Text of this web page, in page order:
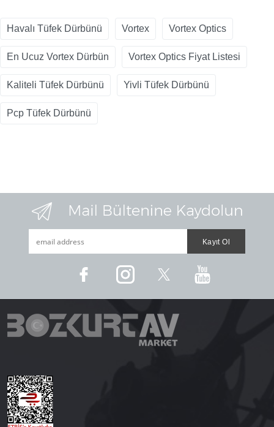
Havalı Tüfek Dürbünü Vortex Vortex Optics
En Ucuz Vortex Dürbün Vortex Optics Fiyat Listesi
Kaliteli Tüfek Dürbünü Yivli Tüfek Dürbünü
Pcp Tüfek Dürbünü